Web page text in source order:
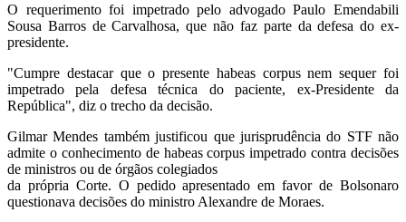
O requerimento foi impetrado pelo advogado Paulo Emendabili
Sousa Barros de Carvalhosa, que não faz parte da defesa do ex-
presidente.
"Cumpre destacar que o presente habeas corpus nem sequer foi
impetrado pela defesa técnica do paciente, ex-Presidente da
República", diz o trecho da decisão.
Gilmar Mendes também justificou que jurisprudência do STF não
admite o conhecimento de habeas corpus impetrado contra decisões
de ministros ou de órgãos colegiados
da própria Corte. O pedido apresentado em favor de Bolsonaro
questionava decisões do ministro Alexandre de Moraes.